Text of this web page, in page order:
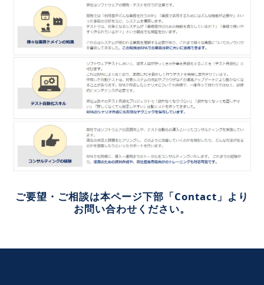
ご要望・ご相談は本ページ下部「Contact」より
お問い合わせください。